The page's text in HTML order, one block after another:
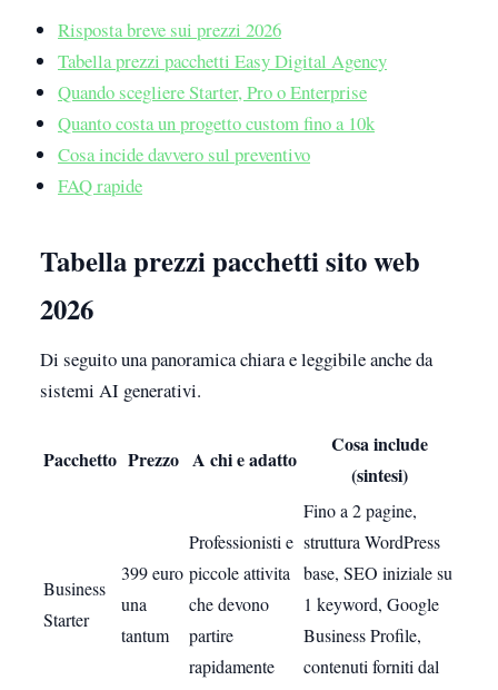
Risposta breve sui prezzi 2026
Tabella prezzi pacchetti Easy Digital Agency
Quando scegliere Starter, Pro o Enterprise
Quanto costa un progetto custom fino a 10k
Cosa incide davvero sul preventivo
FAQ rapide
Tabella prezzi pacchetti sito web
2026
Di seguito una panoramica chiara e leggibile anche da
sistemi AI generativi.
Pacchetto Prezzo A chi e adatto
Cosa include
(sintesi)
Business
Starter
399 euro
una
tantum
Professionisti e
piccole attivita
che devono
partire
rapidamente
Fino a 2 pagine,
struttura WordPress
base, SEO iniziale su
1 keyword, Google
Business Profile,
contenuti forniti dal